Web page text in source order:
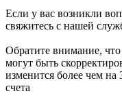
Если у вас возникли
свяжитесь с нашей
Обратите внимание,
могут быть
изменится более чем на
счета